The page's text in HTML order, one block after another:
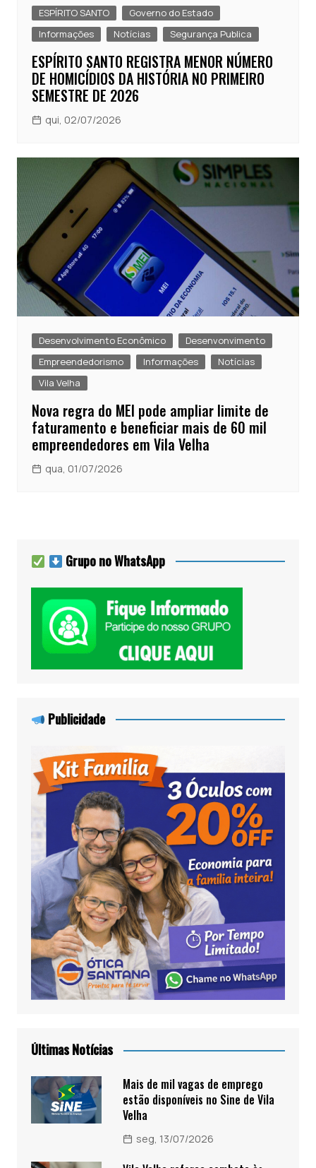
ESPÍRITO SANTO
Governo do Estado
Informações
Notícias Segurança Publica
ESPÍRITO SANTO REGISTRA MENOR NÚMERO
DE HOMICÍDIOS DA HISTÓRIA NO PRIMEIRO
SEMESTRE DE 2026
qui, 02/07/2026
Desenvolvimento Econômico
Desenvonvimento
Empreendedorismo
Informações
Notícias
Vila Velha
Nova regra do MEI pode ampliar limite de
faturamento e beneficiar mais de 60 mil
empreendedores em Vila Velha
qua, 01/07/2026
Grupo no WhatsApp
Publicidade
Últimas Notícias
Mais de mil vagas de emprego
estão disponíveis no Sine de Vila
Velha
seg, 13/07/2026